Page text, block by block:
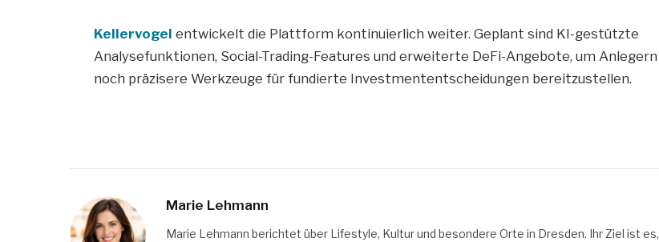
Kellervogel entwickelt die Plattform kontinuierlich weiter. Geplant sind KI-gestützte
Analysefunktionen, Social-Trading-Features und erweiterte DeFi-Angebote, um Anlegern
noch präzisere Werkzeuge für fundierte Investmententscheidungen bereitzustellen.
Marie Lehmann
Marie Lehmann berichtet über Lifestyle, Kultur und besondere Orte in Dresden. Ihr Ziel ist es,